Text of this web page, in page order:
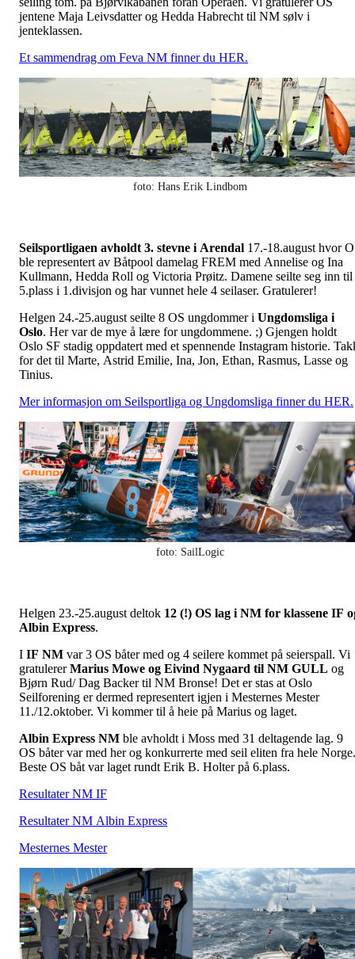
jentene Maja Leivsdatter og Hedda Habrecht til NM sølv i
jenteklassen.
Et sammendrag om Feva NM finner du HER.
foto: Hans Erik Lindbom
Seilsportligaen avholdt 3. stevne i Arendal 17.-18.august hvor
ble representert av Båtpool damelag FREM med Annelise og Ina
Kullmann, Hedda Roll og Victoria Prøitz. Damene seilte seg inn til
5.plass i 1.divisjon og har vunnet hele 4 seilaser. Gratulerer!
Helgen 24.-25.august seilte 8 OS ungdommer i Ungdomsliga i
Oslo. Her var de mye å lære for ungdommene. ;) Gjengen holdt
Oslo SF stadig oppdatert med et spennende Instagram historie.
for det til Marte, Astrid Emilie, Ina, Jon, Ethan, Rasmus, Lasse og
Tinius.
Mer informasjon om Seilsportliga og Ungdomsliga finner du HER.
foto: SailLogic
Helgen 23.-25.august deltok 12 (!) OS lag i NM for klassene IF
Albin Express.
I IF NM var 3 OS båter med og 4 seilere kommet på seierspall. Vi
gratulererMarius Mowe og Eivind Nygaard til NM GULL og
Bjørn Rud/ Dag Backer til NM Bronse! Det er stas at Oslo
Seilforening er dermed representert igjen i Mesternes Mester
11./12.oktober. Vi kommer til å heie på Marius og laget.
Albin Express NM ble avholdt i Moss med 31 deltagende lag. 9
OS båter var med her og konkurrerte med seil eliten fra hele Norge.
Beste OS båt var laget rundt Erik B. Holter på 6.plass.
Resultater NM IF
Resultater NM Albin Express
Mesternes Mester